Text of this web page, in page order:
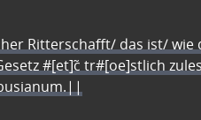
Ritterschafft/ das ist/
#[et]c̃ tr#[oe]stlich